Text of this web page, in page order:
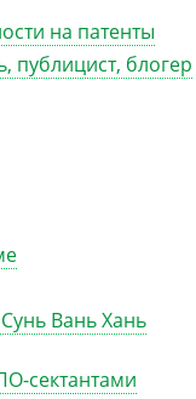
на патенты
публицист, блогер
Вань Хань
сектантами